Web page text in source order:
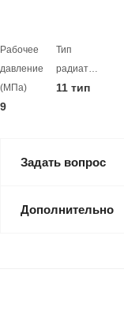
Рабочее
давление
(МПа)
9
Тип
радиатора
11 тип
Задать вопрос
Дополнительно